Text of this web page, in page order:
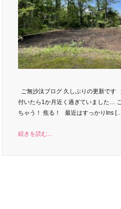
ご無沙汰ブログ 久しぶりの更新で
付いたら1か月近く過ぎていました…
ちゃう！ 焦る！ 最近はすっかりIns
続きを読む...